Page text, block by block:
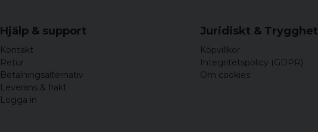
Hjälp & support
Kontakt
Retur
Betalningsalternativ
Leverans & frakt
Logga in
Juridiskt & Trygghet
Köpvillkor
Integritetspolicy (GDPR)
Om cookies